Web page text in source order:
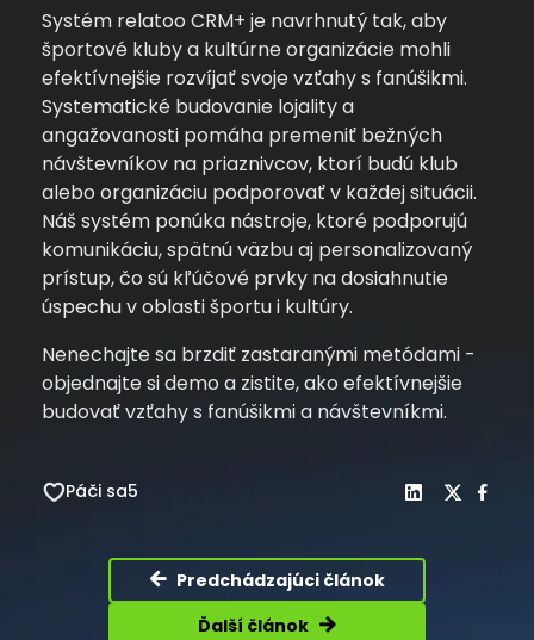
Systém relatoo CRM+ je navrhnutý tak, aby
športové kluby a kultúrne organizácie mohli
efektívnejšie rozvíjať svoje vzťahy s fanúšikmi.
Systematické budovanie lojality a
angažovanosti pomáha premeniť bežných
návštevníkov na priaznivcov, ktorí budú klub
alebo organizáciu podporovať v každej situácii.
Náš systém ponúka nástroje, ktoré podporujú
komunikáciu, spätnú väzbu aj personalizovaný
prístup, čo sú kľúčové prvky na dosiahnutie
úspechu v oblasti športu i kultúry.
Nenechajte sa brzdiť zastaranými metódami -
objednajte si demo a zistite, ako efektívnejšie
budovať vzťahy s fanúšikmi a návštevníkmi.
Páči sa5
Predchádzajúci článok
Ďalší článok